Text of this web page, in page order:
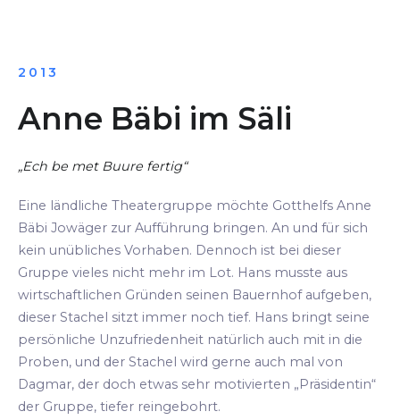
2013
Anne Bäbi im Säli
„Ech be met Buure fertig“
Eine ländliche Theatergruppe möchte Gotthelfs Anne
Bäbi Jowäger zur Aufführung bringen. An und für sich
kein unübliches Vorhaben. Dennoch ist bei dieser
Gruppe vieles nicht mehr im Lot. Hans musste aus
wirtschaftlichen Gründen seinen Bauernhof aufgeben,
dieser Stachel sitzt immer noch tief. Hans bringt seine
persönliche Unzufriedenheit natürlich auch mit in die
Proben, und der Stachel wird gerne auch mal von
Dagmar, der doch etwas sehr motivierten „Präsidentin“
der Gruppe, tiefer reingebohrt.